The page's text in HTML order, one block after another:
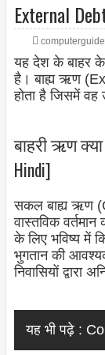
External
यह देश के बाहर के
है। बाह्य ऋण
होता है जिसमें वह
बाहरी ऋण
Hindi]
सकल बाह्य ऋण
वास्तविक
के लिए भविष्य में
भुगतान की
निवासियों द्वारा
यह भी पढ़े :